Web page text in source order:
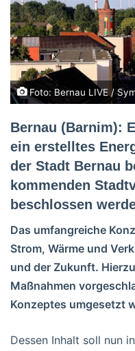
Foto: Bernau LIVE /
Bernau (Barnim):
ein erstelltes
der Stadt Bernau
kommenden
beschlossen
Das umfangreiche
Strom, Wärme und
und der Zukunft.
Maßnahmen
Konzeptes umgesetzt
Dessen Inhalt soll nun